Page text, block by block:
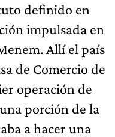
definido en
impulsada en
Allí el país
de Comercio de
operación de
porción de la
a hacer una